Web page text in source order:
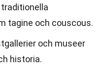
tagine och couscous.
och museer
historia.